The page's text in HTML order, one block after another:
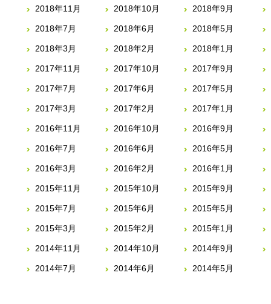
2018年11月 2018年10月 2018年9月
2018年7月 2018年6月 2018年5月
2018年3月 2018年2月 2018年1月
2017年11月 2017年10月 2017年9月
2017年7月 2017年6月 2017年5月
2017年3月 2017年2月 2017年1月
2016年11月 2016年10月 2016年9月
2016年7月 2016年6月 2016年5月
2016年3月 2016年2月 2016年1月
2015年11月 2015年10月 2015年9月
2015年7月 2015年6月 2015年5月
2015年3月 2015年2月 2015年1月
2014年11月 2014年10月 2014年9月
2014年7月 2014年6月 2014年5月